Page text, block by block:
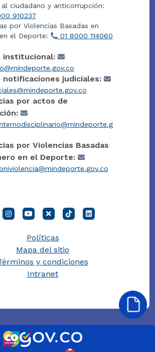
al ciudadano y anticorrupción:
910237
por Violencias Basadas en
el Deporte:
01 8000 114060
institucional:
notificaciones judiciales:
por actos de
por Violencias Basadas
en el Deporte:
Políticas
Mapa del sitio
y condiciones
Intranet